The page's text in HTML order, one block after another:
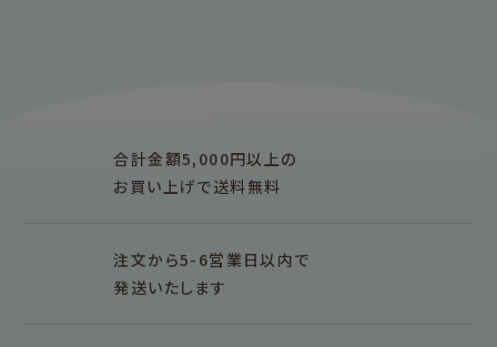
雑貨類
M5 M6
その他
おりがみ
合計金額5,000円以上の
お買い上げで送料無料
注文から5-6営業日以内で
発送いたします